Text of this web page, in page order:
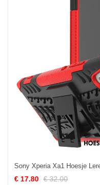
€ 17.80 € 32.00